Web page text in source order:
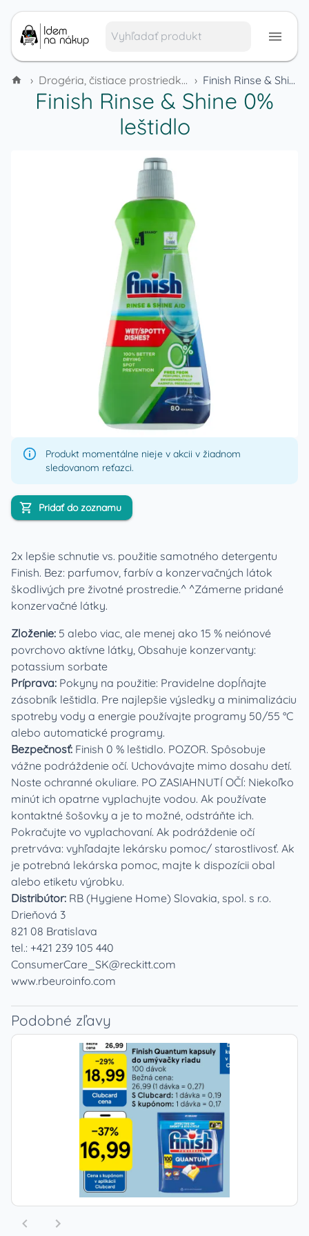
› Drogéria, čistiace prostriedky a domáca chémia › Finish Rinse & Shine 0% leštidlo
Finish Rinse & Shine 0%
leštidlo
Produkt momentálne nieje v akcii v žiadnom
sledovanom reťazci.
Pridať do zoznamu
2x lepšie schnutie vs. použitie samotného detergentu
Finish. Bez: parfumov, farbív a konzervačných látok
škodlivých pre životné prostredie.^ ^Zámerne pridané
konzervačné látky.
Zloženie: 5 alebo viac, ale menej ako 15 % neiónové
povrchovo aktívne látky, Obsahuje konzervanty:
potassium sorbate
Príprava: Pokyny na použitie: Pravidelne dopĺňajte
zásobník leštidla. Pre najlepšie výsledky a minimalizáciu
spotreby vody a energie používajte programy 50/55 °C
alebo automatické programy.
Bezpečnosť: Finish 0 % leštidlo. POZOR. Spôsobuje
vážne podráždenie očí. Uchovávajte mimo dosahu detí.
Noste ochranné okuliare. PO ZASIAHNUTÍ OČÍ: Niekoľko
minút ich opatrne vyplachujte vodou. Ak používate
kontaktné šošovky a je to možné, odstráňte ich.
Pokračujte vo vyplachovaní. Ak podráždenie očí
pretrváva: vyhľadajte lekársku pomoc/ starostlivosť. Ak
je potrebná lekárska pomoc, majte k dispozícii obal
alebo etiketu výrobku.
Distribútor: RB (Hygiene Home) Slovakia, spol. s r.o.
Drieňová 3
821 08 Bratislava
tel.: +421 239 105 440
ConsumerCare_SK@reckitt.com
www.rbeuroinfo.com
Podobné zľavy